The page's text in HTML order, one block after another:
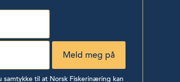
til at Norsk Fiskerinæring kan